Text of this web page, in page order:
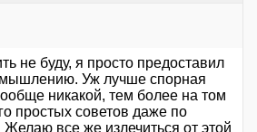
не буду, я просто предоставил
Уж лучше спорная
никакой, тем более на том
простых советов даже по
все же излечиться от этой